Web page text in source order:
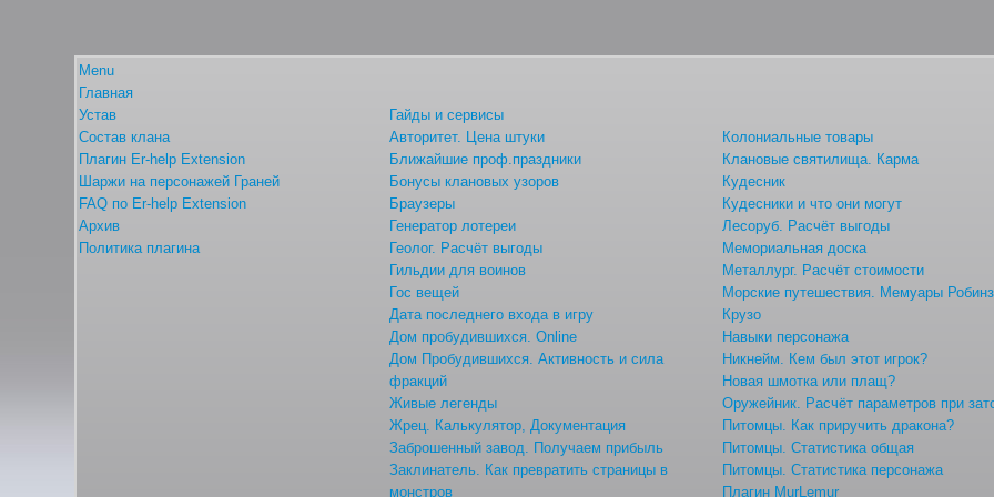
Menu
Главная
Устав
Состав клана
Плагин Er-help Extension
Шаржи на персонажей Граней
FAQ по Er-help Extension
Архив
Политика плагина
Гайды и сервисы
Авторитет. Цена штуки
Ближайшие проф.праздники
Бонусы клановых узоров
Браузеры
Генератор лотереи
Геолог. Расчёт выгоды
Гильдии для воинов
Гос вещей
Дата последнего входа в игру
Дом пробудившихся. Online
Дом Пробудившихся. Активность и сила
фракций
Живые легенды
Жрец. Калькулятор, Документация
Заброшенный завод. Получаем прибыль
Заклинатель. Как превратить страницы в
монстров
Колониальные товары
Клановые святилища. Карма
Кудесник
Кудесники и что они могут
Лесоруб. Расчёт выгоды
Мемориальная доска
Металлург. Расчёт стоимости
Морские путешествия. Мемуары
Крузо
Навыки персонажа
Никнейм. Кем был этот игрок?
Новая шмотка или плащ?
Оружейник. Расчёт параметров при
Питомцы. Как приручить дракона?
Питомцы. Статистика общая
Питомцы. Статистика персонажа
Плагин MurLemur